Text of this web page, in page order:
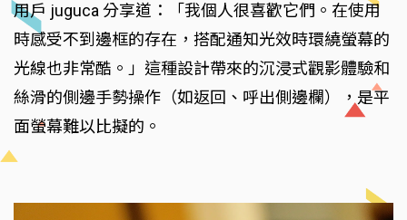
用戶 juguca 分享道：「我個人很喜歡它們。在使用
時感受不到邊框的存在，搭配通知光效時環繞螢幕的
光線也非常酷。」這種設計帶來的沉浸式觀影體驗和
絲滑的側邊手勢操作（如返回、呼出側邊欄），是平
面螢幕難以比擬的。